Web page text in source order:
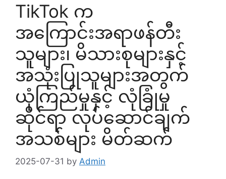
TikTok က
အကြောင်းအရာဖန်တီး
သူများ၊ မိသားစုများနှင့်
အသုံးပြုသူများအတွက်
ယုံကြည်မှုနှင့် လုံခြုံမှု
ဆိုင်ရာ လုပ်ဆောင်ချက်
အသစ်များ မိတ်ဆက်
2025-07-31 by Admin